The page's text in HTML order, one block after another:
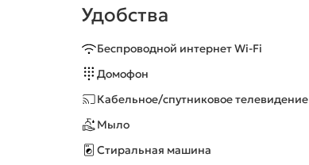
Удобства
Беспроводной интернет Wi-Fi
Домофон
Кабельное/спутниковое телевидение
Мыло
Стиральная машина